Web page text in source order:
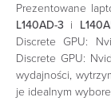
Prezentowane
L140AD-3 i
Discrete GPU:
Discrete GPU:
wydajności,
je idealnym